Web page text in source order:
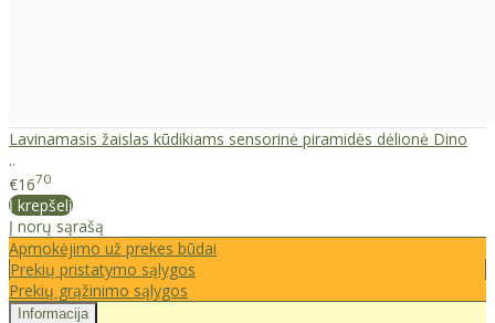
Lavinamasis žaislas kūdikiams sensorinė piramidės dėlionė Dino
..
€1670
Į krepšelį
Į norų sąrašą
Apmokėjimo už prekes būdai
Prekių pristatymo sąlygos
Prekių grąžinimo sąlygos
Informacija